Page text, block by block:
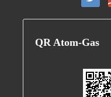
QR Atom-Gas